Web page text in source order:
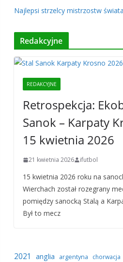
Najlepsi strzelcy mistrzostw świata
Redakcyjne
REDAKCYJNE
Retrospekcja:
Sanok – Karpaty
15 kwietnia 2026
21 kwietnia 2026 ifutbol
15 kwietnia 2026 roku na
Wierchach został rozegrany
pomiędzy sanocką Stalą a
Był to mecz
2021 anglia argentyna chorwacja